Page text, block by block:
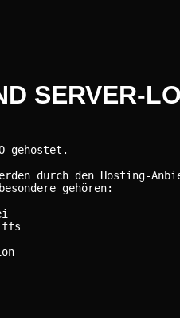
SERVER-
gehostet.
durch den Hosting-
gehören: